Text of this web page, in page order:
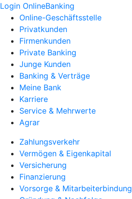
Login OnlineBanking
Online-Geschäftsstelle
Privatkunden
Firmenkunden
Private Banking
Junge Kunden
Banking & Verträge
Meine Bank
Karriere
Service & Mehrwerte
Agrar
Zahlungsverkehr
Vermögen & Eigenkapital
Versicherung
Finanzierung
Vorsorge & Mitarbeiterbindung